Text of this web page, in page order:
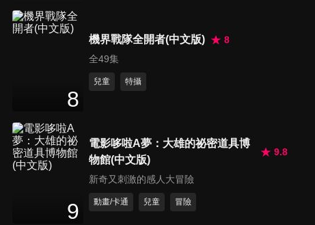
第250集 決戰！胖虎vs鬼怪軍
團/世界紀錄石
26
第251集 出擊！潛水艇大雄號/
8
機界戰隊全開者(中文版)
8
全49集
兒童 特攝
9
電影哆啦A夢：大雄的祕密道具博
物館(中文版)
9.8
新奇又刺激的感人大冒險
動畫/卡通 兒童 冒險